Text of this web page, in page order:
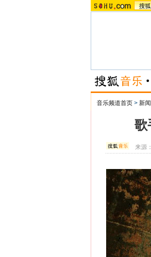
搜狐
音乐频道首页 > 新闻
歌
来源